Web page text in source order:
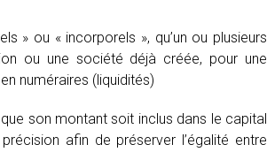
» ou « incorporels », qu’un ou plusieurs
ou une société déjà créée, pour une
numéraires (liquidités)
son montant soit inclus dans le capital
afin de préserver l’égalité entre